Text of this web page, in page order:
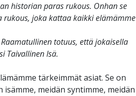
historian paras rukous. Onhan se
rukous, joka kattaa kaikki elämämme
totuus, että jokaisella
Taivallinen Isä.
tärkeimmät asiat. Se on
meidän syntimme, meidän